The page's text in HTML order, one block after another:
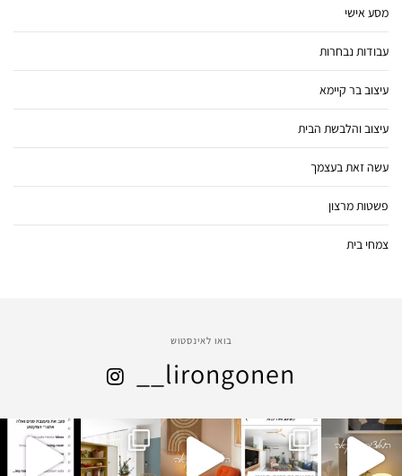
מסע אישי
עבודות נבחרות
עיצוב בר קיימא
עיצוב והלבשת הבית
עשה זאת בעצמך
פשטות מרצון
צמחי בית
בואו לאינסטוש
__lirongonen
lirongon
en__mis
sgarot
ינו 1
lirongon
en__mis
sgarot
דצמ
31
lirongon
en__mis
sgarot
דצמ
29
lirongon
en__mis
sgarot
דצמ
28
lirongon
en__mis
sgarot
דצמ
25